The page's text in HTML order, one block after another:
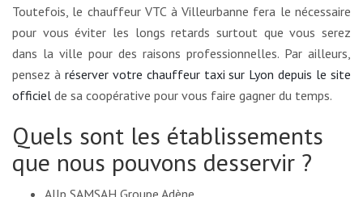
Toutefois, le chauffeur VTC à Villeurbanne fera le nécessaire
pour vous éviter les longs retards surtout que vous serez
dans la ville pour des raisons professionnelles. Par ailleurs,
pensez à réserver votre chauffeur taxi sur Lyon depuis le site
officiel de sa coopérative pour vous faire gagner du temps.
Quels sont les établissements
que nous pouvons desservir ?